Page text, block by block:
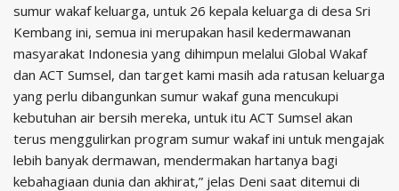
sumur wakaf keluarga, untuk 26 kepala keluarga di desa Sri
Kembang ini, semua ini merupakan hasil kedermawanan
masyarakat Indonesia yang dihimpun melalui Global Wakaf
dan ACT Sumsel, dan target kami masih ada ratusan keluarga
yang perlu dibangunkan sumur wakaf guna mencukupi
kebutuhan air bersih mereka, untuk itu ACT Sumsel akan
terus menggulirkan program sumur wakaf ini untuk mengajak
lebih banyak dermawan, mendermakan hartanya bagi
kebahagiaan dunia dan akhirat,” jelas Deni saat ditemui di